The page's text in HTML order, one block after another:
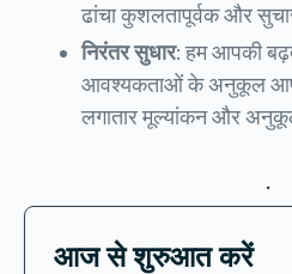
ढांचा कुशलतापूर्वक और
निरंतर सुधार:हम आपकी
आवश्यकताओं के अनुकूल
लगातार मूल्यांकन और
.
आज से शुरुआत करें